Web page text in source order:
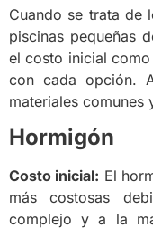
Cuando se trata de
piscinas pequeñas
el costo inicial
con cada opción.
materiales comunes
Hormigón
Costo inicial: El
más costosas
complejo y a la